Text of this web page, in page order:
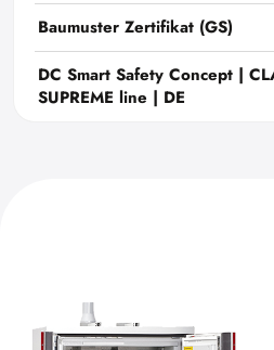
Baumuster Zertifikat (GS)
DC Smart Safety Concept |
SUPREME line | DE